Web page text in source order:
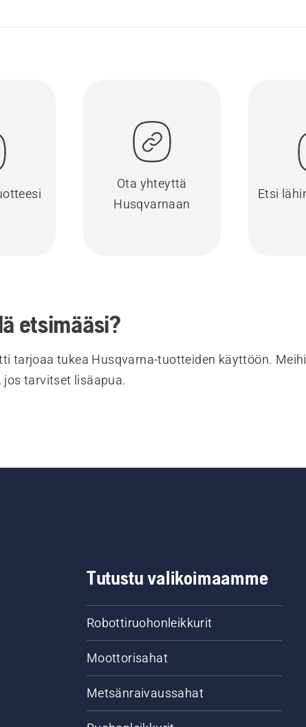
Ota yhteyttä
Husqvarnaan
Etsi
etsimääsi?
tarjoaa tukea Husqvarna-tuotteiden käyttöön.
tarvitset lisäapua.
Tutustu valikoimaamme
Robottiruohonleikkurit
Moottorisahat
Metsänraivaussahat